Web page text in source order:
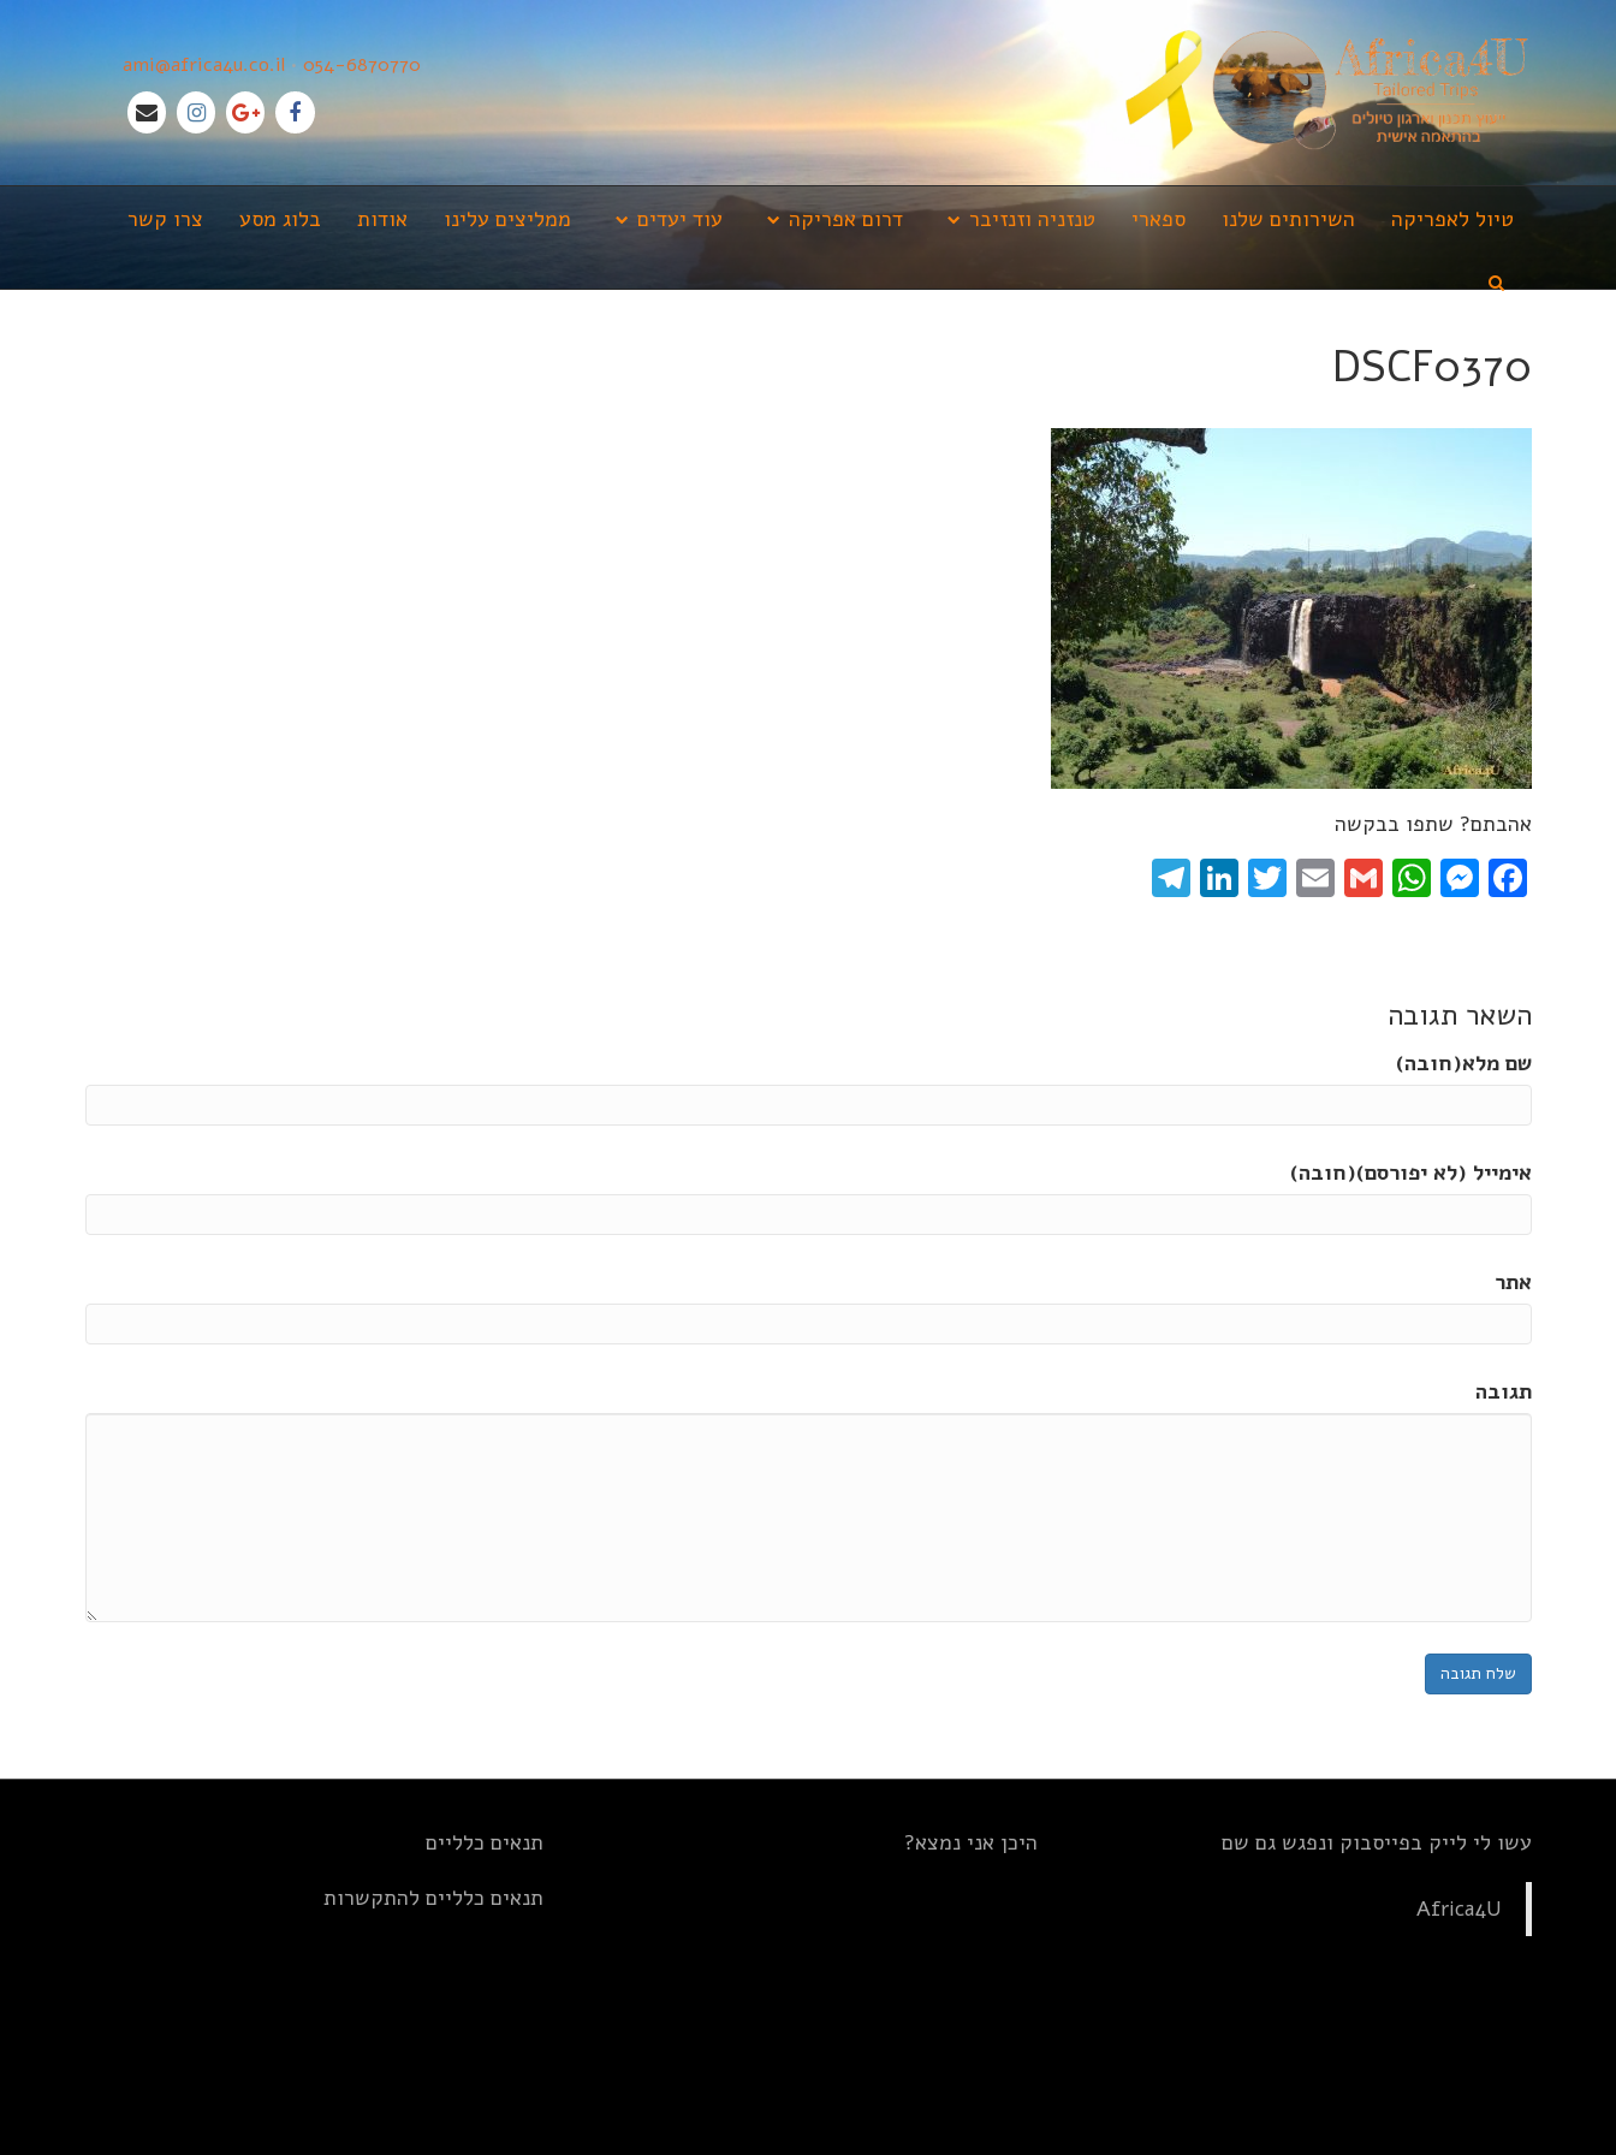
054-6870770
•
ami@africa4u.co.il
טיול לאפריקה השירותים שלנו ספארי טנזניה וזנזיבר דרום אפריקה עוד יעדים ממליצים עלינו אודות בלוג מסע צרו קשר
DSCF0370
אהבתם? שתפו בבקשה
Facebook
Messenger
WhatsApp
Gmail
Email
Twitter
LinkedIn
השאר תגובה
שם מלא(חובה)
אימייל (לא יפורסם)(חובה)
אתר
תגובה
עשו לי לייק בפייסבוק ונפגש גם שם
Africa4U
היכן אני נמצא?
תנאים כלליים
תנאים כלליים להתקשרות